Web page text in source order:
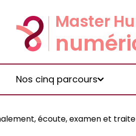
Nos cinq parcours
écoute, examen et